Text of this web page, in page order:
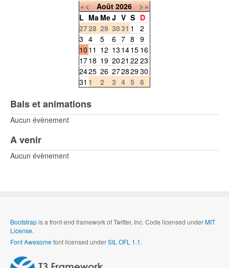
«< Août 2026 >»
L Ma MeJ V S D
2728 29 3031 1
2
3 4 5 6 7 8 9
10 11 12 13 1415 16
1718 19 2021 22 23
2425 26 27282930
31 1 2 3 4 5 6
Bals et animations
Aucun évènement
A venir
Aucun évènement
Bootstrapis a front-end framework of Twitter, Inc. Code licensed underMIT
License.
Font Awesomefont licensed underSIL OFL 1.1.